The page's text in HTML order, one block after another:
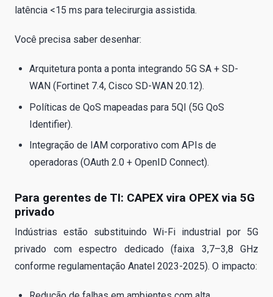
latência <15 ms para telecirurgia assistida.
Você precisa saber desenhar:
Arquitetura ponta a ponta integrando 5G SA + SD-
WAN (Fortinet 7.4, Cisco SD-WAN 20.12).
Políticas de QoS mapeadas para 5QI (5G QoS
Identifier).
Integração de IAM corporativo com APIs de
operadoras (OAuth 2.0 + OpenID Connect).
Para gerentes de TI: CAPEX vira OPEX via 5G
privado
Indústrias estão substituindo Wi-Fi industrial por 5G
privado com espectro dedicado (faixa 3,7–3,8 GHz
conforme regulamentação Anatel 2023-2025). O impacto: